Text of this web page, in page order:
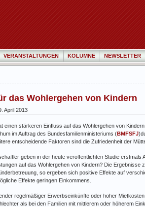
VERANSTALTUNGEN KOLUMNE NEWSLETTER
das Wohlergehen von Kindern
April 2013
einen stärkeren Einfluss auf das Wohlergehen von
im Auftrag des Bundesfamilienministeriums (BMFSFJ
entscheidende Faktoren sind die Zufriedenheit der
geben in der heute veröffentlichten Studie
auf das Wohlergehen von Kindern? Die
so ergeben sich positive Effekte auf
Effekte geringen Einkommens.
regelmäßiger Erwerbseinkünfte oder hoher
als bei den Familien mit mittlerem oder höherem